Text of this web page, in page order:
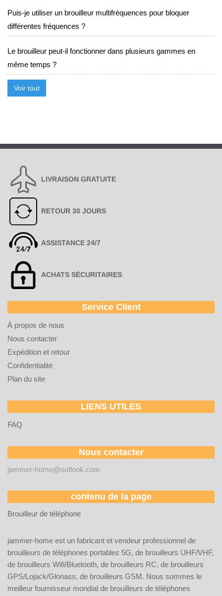
Puis-je utiliser un brouilleur multifréquences pour bloquer
différentes fréquences ?
Le brouilleur peut-il fonctionner dans plusieurs gammes en
même temps ?
Voir tout
LIVRAISON GRATUITE
RETOUR 30 JOURS
ASSISTANCE 24/7
ACHATS SÉCURITAIRES
Service Client
À propos de nous
Nous contacter
Expédition et retour
Confidentialité
Plan du site
LIENS UTILES
FAQ
Nous contacter
jammer-home@outlook.com
contenu de la page
Brouilleur de téléphone
jammer-home est un fabricant et vendeur professionnel de
brouilleurs de téléphones portables 5G, de brouilleurs UHF/VHF,
de brouilleurs Wifi/Bluetooth, de brouilleurs RC, de brouilleurs
GPS/Lojack/Glonass, de brouilleurs GSM. Nous sommes le
meilleur fournisseur mondial de brouilleurs de téléphones